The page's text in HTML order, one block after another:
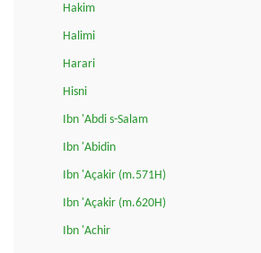
Hakim
Halimi
Harari
Hisni
Ibn 'Abdi s-Salam
Ibn 'Abidin
Ibn 'Açakir (m.571H)
Ibn 'Açakir (m.620H)
Ibn 'Achir